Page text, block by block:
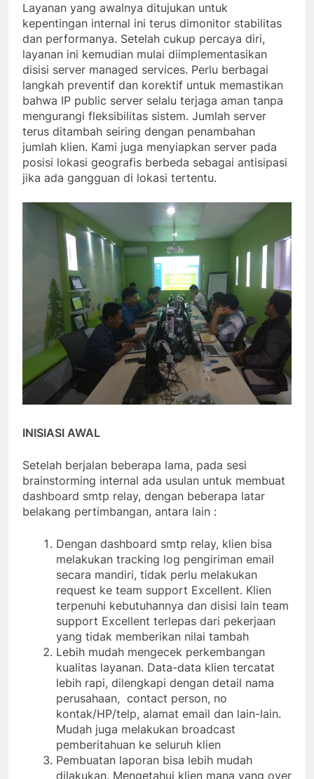
Layanan yang awalnya ditujukan untuk
kepentingan internal ini terus dimonitor stabilitas
dan performanya. Setelah cukup percaya diri,
layanan ini kemudian mulai diimplementasikan
disisi server managed services. Perlu berbagai
langkah preventif dan korektif untuk memastikan
bahwa IP public server selalu terjaga aman tanpa
mengurangi fleksibilitas sistem. Jumlah server
terus ditambah seiring dengan penambahan
jumlah klien. Kami juga menyiapkan server pada
posisi lokasi geografis berbeda sebagai antisipasi
jika ada gangguan di lokasi tertentu.
INISIASI AWAL
Setelah berjalan beberapa lama, pada sesi
brainstorming internal ada usulan untuk membuat
dashboard smtp relay, dengan beberapa latar
belakang pertimbangan, antara lain :
Dengan dashboard smtp relay, klien bisa
melakukan tracking log pengiriman email
secara mandiri, tidak perlu melakukan
request ke team support Excellent. Klien
terpenuhi kebutuhannya dan disisi lain team
support Excellent terlepas dari pekerjaan
yang tidak memberikan nilai tambah
Lebih mudah mengecek perkembangan
kualitas layanan. Data-data klien tercatat
lebih rapi, dilengkapi dengan detail nama
perusahaan, contact person, no
kontak/HP/telp, alamat email dan lain-lain.
Mudah juga melakukan broadcast
pemberitahuan ke seluruh klien
Pembuatan laporan bisa lebih mudah
dilakukan. Mengetahui klien mana yang over